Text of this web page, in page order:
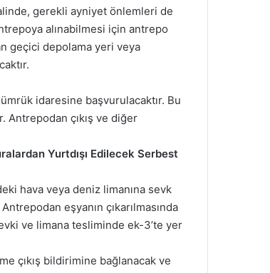
gerekli ayniyet önlemleri de
alınabilmesi için antrepo
geçici depolama yeri veya
idaresine başvurulacaktır. Bu
çıkış ve diğer
Yurtdışı Edilecek Serbest
hava veya deniz limanına sevk
eşyanın çıkarılmasında
ve limana tesliminde ek-3’te yer
çıkış bildirimine bağlanacak ve